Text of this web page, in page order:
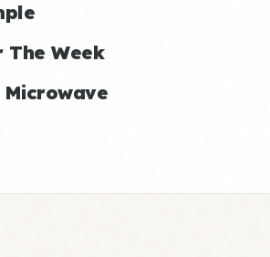
The Week
Microwave